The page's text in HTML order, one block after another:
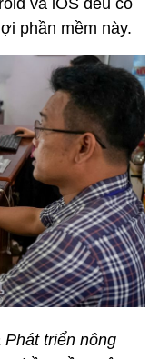
phần mềm này.
triển nông